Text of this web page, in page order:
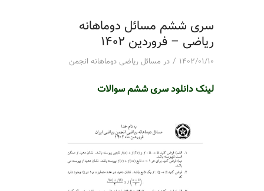
سری ششم مسائل دوماهانه
ریاضی – فروردین ۱۴۰۲
۱۴۰۲/۰۱/۱۰ / در مسائل ریاضی دوماهانه انجمن
لینک دانلود سری ششم سوالات